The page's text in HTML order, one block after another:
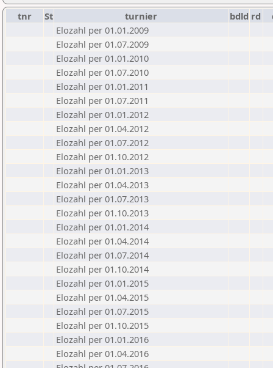
tnr St turnier bdld rd
Elozahl per 01.01.2009
Elozahl per 01.07.2009
Elozahl per 01.01.2010
Elozahl per 01.07.2010
Elozahl per 01.01.2011
Elozahl per 01.07.2011
Elozahl per 01.01.2012
Elozahl per 01.04.2012
Elozahl per 01.07.2012
Elozahl per 01.10.2012
Elozahl per 01.01.2013
Elozahl per 01.04.2013
Elozahl per 01.07.2013
Elozahl per 01.10.2013
Elozahl per 01.01.2014
Elozahl per 01.04.2014
Elozahl per 01.07.2014
Elozahl per 01.10.2014
Elozahl per 01.01.2015
Elozahl per 01.04.2015
Elozahl per 01.07.2015
Elozahl per 01.10.2015
Elozahl per 01.01.2016
Elozahl per 01.04.2016